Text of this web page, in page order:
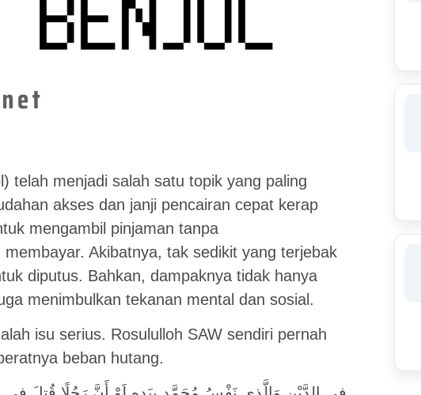
telah menjadi salah satu topik yang paling
akses dan janji pencairan cepat kerap
mengambil pinjaman tanpa
Akibatnya, tak sedikit yang terjebak
diputus. Bahkan, dampaknya tidak hanya
menimbulkan tekanan mental dan sosial.
isu serius. Rosululloh SAW sendiri pernah
beban hutang.